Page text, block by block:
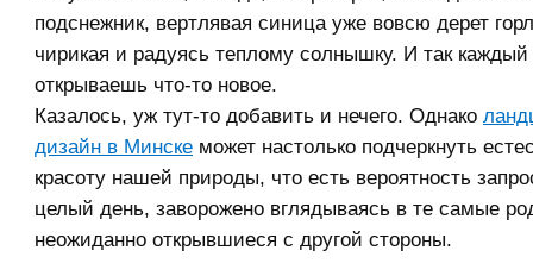
подснежник, вертлявая синица уже вовсю дерет
чирикая и радуясь теплому солнышку. И так каждый
открываешь что-то новое.
Казалось, уж тут-то добавить и нечего. Однако
дизайн в Минске может настолько подчеркнуть
красоту нашей природы, что есть вероятность
целый день, заворожено вглядываясь в те самые
неожиданно открывшиеся с другой стороны.